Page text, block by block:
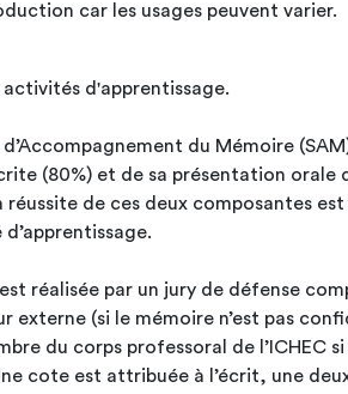
car les usages peuvent varier.
activités d'apprentissage.
d’Accompagnement du Mémoire
(80%) et de sa présentation orale
réussite de ces deux composantes
réalisée par un jury de défense
externe (si le mémoire n’est pas
du corps professoral de l’ICHEC si
cote est attribuée à l’écrit, une